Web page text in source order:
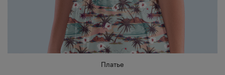
Платье